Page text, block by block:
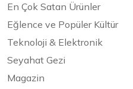
En Çok Satan Ürünler
Eğlence ve Popüler Kültür
Teknoloji & Elektronik
Seyahat Gezi
Magazin